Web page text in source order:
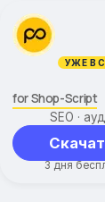
УЖЕ В
for Shop-Script
SEO ·
3 дня